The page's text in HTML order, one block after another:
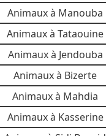
Animaux à Manouba
Animaux à Tataouine
Animaux à Jendouba
Animaux à Bizerte
Animaux à Mahdia
Animaux à Kasserine